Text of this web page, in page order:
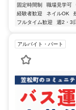
固定時間制
職場見学可
経験者歓迎
ネイルOK
フルタイム歓迎
週2・3
アルバイト・パート